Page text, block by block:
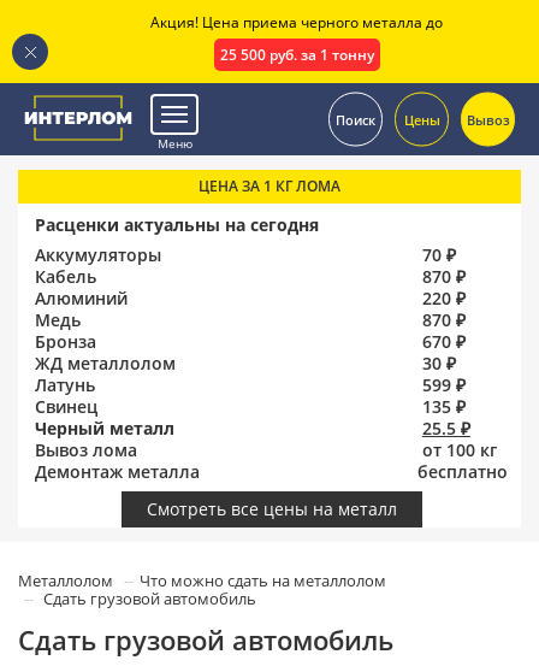
Меню
Поиск Цены Вывоз
ЦЕНА ЗА 1 КГ ЛОМА
Расценки актуальны на сегодня
Аккумуляторы
70 ₽
Кабель
870 ₽
Алюминий
220 ₽
Медь
870 ₽
Бронза
670 ₽
ЖД металлолом
30 ₽
Латунь
599 ₽
Свинец
135 ₽
Черный металл
25.5 ₽
Вывоз лома
от 100 кг
Демонтаж металла
бесплатно
Смотреть все цены на металл
Металлолом
Что можно сдать на металлолом
Сдать грузовой автомобиль
Сдать грузовой автомобиль
Акция! Цена приема черного металла до
25 500 руб. за 1 тонну
.